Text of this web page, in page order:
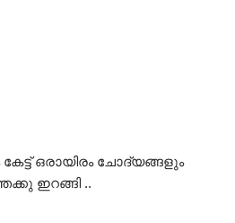
ഒരായിരം ചോദ്യങ്ങളും
ഇറങ്ങി ..